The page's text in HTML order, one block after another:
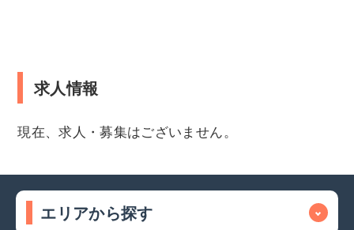
求人情報
現在、求人・募集はございません。
エリアから探す